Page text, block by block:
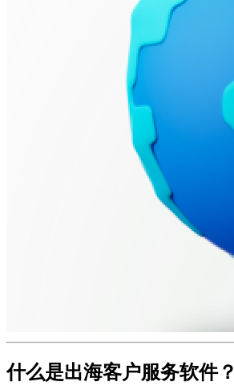
什么是出海客户服务软件？